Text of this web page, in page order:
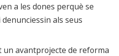
a les dones perquè se
als seus
avantprojecte de reforma